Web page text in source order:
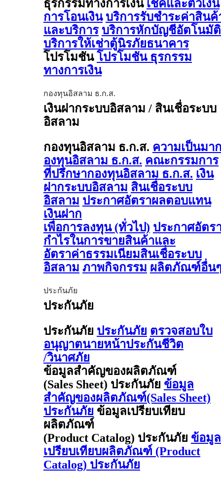
ธุรกรรมทางการเงิน เช็คและตั๋วเงิน
การโอนเงิน บริการรับชำระค่าสินค้
และบริการ บริการหักบัญชีอัตโนมัติ
บริการให้เช่าตู้นิรภัยธนาคาร
โปรโมชัน โปรโมชัน ธุรกรรม
ทางการเงิน
กองทุนอิสลาม ธ.ก.ส.
เงินฝากระบบอิสลาม / สินเชื่อระบบ
อิสลาม
กองทุนอิสลาม ธ.ก.ส. ความเป็นมา
องทุนอิสลาม ธ.ก.ส. คณะกรรมการ
ที่ปรึกษากองทุนอิสลาม ธ.ก.ส. เงิน
ฝากระบบอิสลาม สินเชื่อระบบ
อิสลาม ประกาศอัตราผลตอบแทน
เงินฝาก
เพื่อการลงทุน (ทั่วไป) ประกาศอัตร
กำไรในการขายสินค้าและ
อัตราค่าธรรมเนียมสินเชื่อระบบ
อิสลาม ภาพกิจกรรม ผลิตภัณฑ์อื่น
ประกันภัย
ประกันภัย
ประกันภัย ประกันภัย ตรวจสอบใบ
อนุญาตนายหน้าประกันชีวิต
/วินาศภัย
ข้อมูลสำคัญของผลิตภัณฑ์
(Sales Sheet) ประกันภัย ข้อมูล
สำคัญของผลิตภัณฑ์(Sales Sheet)
ประกันภัย ข้อมูลเปรียบเทียบ
ผลิตภัณฑ์
(Product Catalog) ประกันภัย ข้อมูล
เปรียบเทียบผลิตภัณฑ์ (Product
Catalog) ประกันภัย